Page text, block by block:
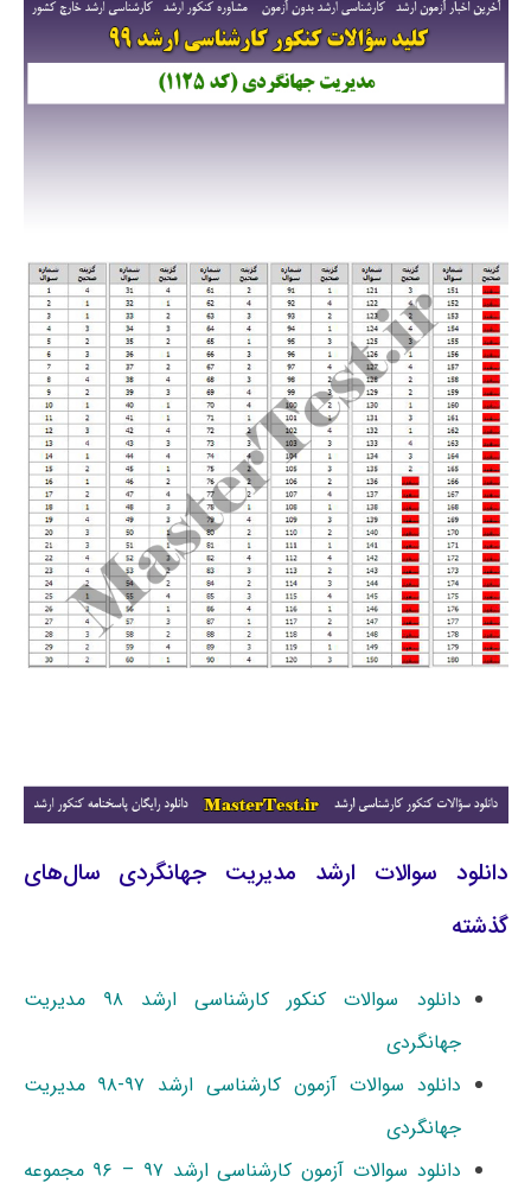
دانلود سوالات ارشد مدیریت جهانگردی سال‌های
گذشته
دانلود سوالات کنکور کارشناسی ارشد ۹۸ مدیریت
جهانگردی
دانلود سوالات آزمون کارشناسی ارشد ۹۷-۹۸ مدیریت
جهانگردی
دانلود سوالات آزمون کارشناسی ارشد ۹۷ – ۹۶ مجموعه